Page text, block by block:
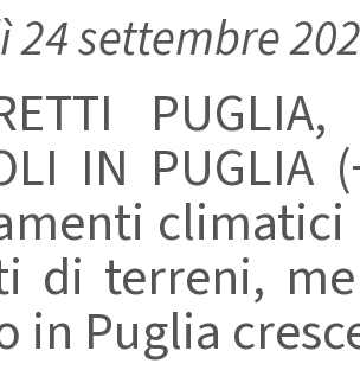
settembre
PUGLIA,
IN
di terreni,
in Puglia